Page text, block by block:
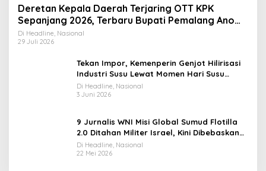
Deretan Kepala Daerah Terjaring OTT KPK
Sepanjang 2026, Terbaru Bupati Pemalang Anom
Widiyantoro
Di Headline, Nasional
29 Juli 2026
Tekan Impor, Kemenperin Genjot Hilirisasi
Industri Susu Lewat Momen Hari Susu
Nusantara 2026
Di Headline, Nasional
3 Juni 2026
9 Jurnalis WNI Misi Global Sumud Flotilla
2.0 Ditahan Militer Israel, Kini Dibebaskan
dan Dievakuasi ke Istanbul
Di Headline, Nasional
22 Mei 2026